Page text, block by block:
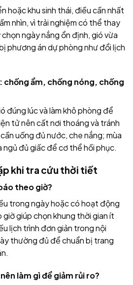
hoặc khu sinh thái, điều cần nhất
nhìn, vì trải nghiệm có thể thay
ngày nắng ổn định, gió vừa
phương án dự phòng như đổi lịch
chống ẩm, chống nóng, chống
đúng lúc và làm khô phòng để
tử nên cất nơi thoáng và tránh
uống đủ nước, che nắng; mùa
ngủ đủ giấc để cơ thể hồi phục.
khi tra cứu thời tiết
theo giờ?
trong ngày hoặc có hoạt động
giúp chọn khung thời gian ít
lịch trình đơn giản trong nội
thường đủ để chuẩn bị trang
làm gì để giảm rủi ro?